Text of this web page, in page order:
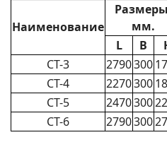
Наименование
мм.
L B
СТ-3
2790300
СТ-4
2270300
СТ-5
2470300
СТ-6
2790300